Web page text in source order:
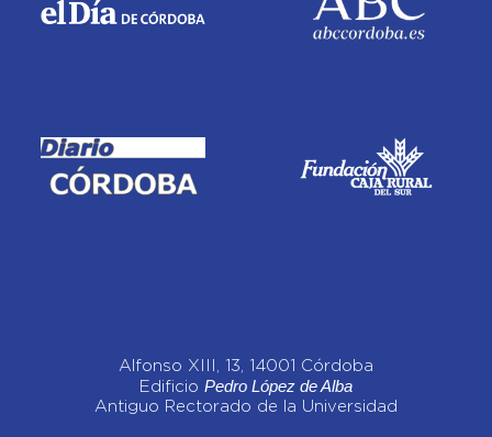
Alfonso XIII, 13, 14001 Córdoba
Edificio Pedro López de Alba
Antiguo Rectorado de la Universidad